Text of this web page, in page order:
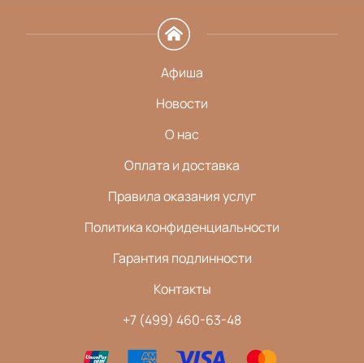
Афиша
Новости
О нас
Оплата и доставка
Правила оказания услуг
Политика конфиденциальности
Гарантия подлинности
Контакты
+7 (499) 460-63-48